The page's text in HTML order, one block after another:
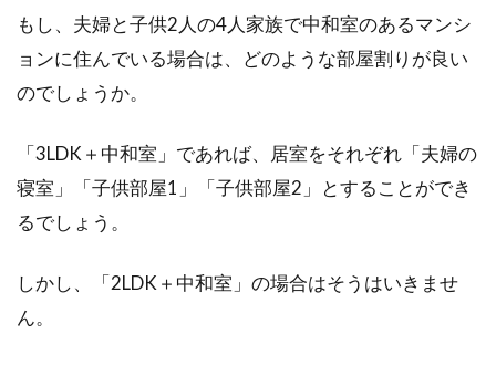
もし、夫婦と子供2人の4人家族で中和室のあるマンシ
ョンに住んでいる場合は、どのような部屋割りが良い
のでしょうか。
「3LDK＋中和室」であれば、居室をそれぞれ「夫婦の
寝室」「子供部屋1」「子供部屋2」とすることができ
るでしょう。
しかし、「2LDK＋中和室」の場合はそうはいきませ
ん。